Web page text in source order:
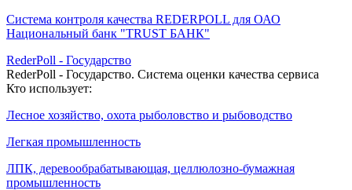
Система контроля качества REDERPOLL для ОАО
Национальный банк "TRUST БАНК"
RederPoll - Государство
RederPoll - Государство. Система оценки качества сервиса
Кто использует:
Лесное хозяйство, охота рыболовство и рыбоводство
Легкая промышленность
ЛПК, деревообрабатывающая, целлюлозно-бумажная
промышленность